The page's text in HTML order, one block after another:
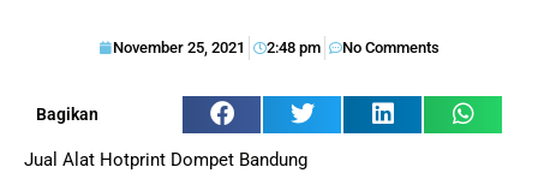
November 25, 2021 2:48 pm No Comments
Bagikan
Jual Alat Hotprint Dompet Bandung